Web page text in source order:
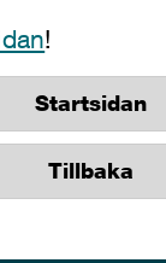
!
Startsidan
Tillbaka